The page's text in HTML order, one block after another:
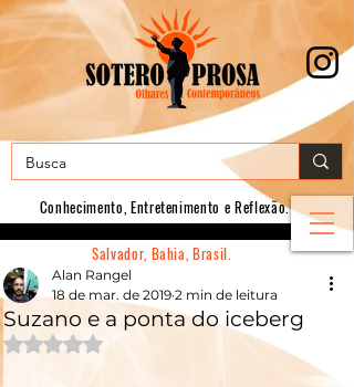
Conhecimento, Entretenimento e Reflexão.
Salvador, Bahia, Brasil.
Suzano e a ponta do iceberg
Alan Rangel
18 de mar. de 2019 2 min de leitura
Avaliado com NaN de 5 estrelas.